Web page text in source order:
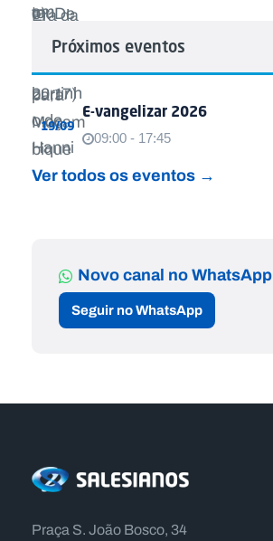
Próximos eventos
19/09
E-vangelizar 2026
09:00 - 17:45
Ver todos os eventos →
Novo canal no WhatsApp
Seguir no WhatsApp
Praça S. João Bosco, 34